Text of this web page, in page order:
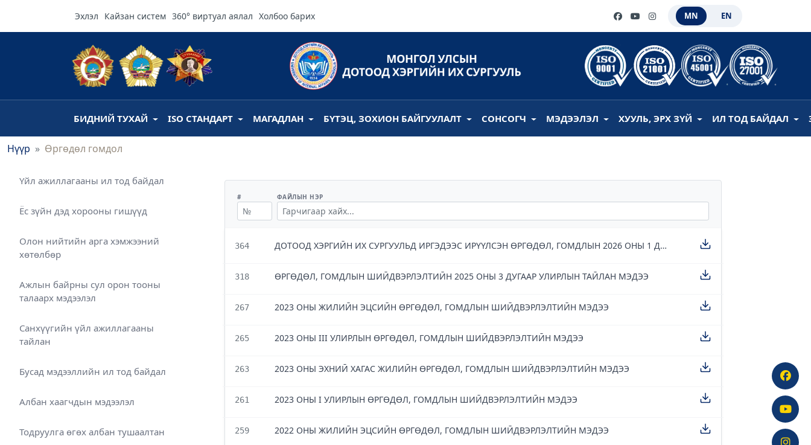
Эхлэл Кайзан систем 360° виртуал аялал Холбоо барих MN EN
БИДНИЙ ТУХАЙ ISO СТАНДАРТ МАГАДЛАН БҮТЭЦ, ЗОХИОН БАЙГУУЛАЛТ СОНСОГЧ МЭДЭЭЛЭЛ ХУУЛЬ, ЭРХ ЗҮЙ ИЛ ТОД БАЙДАЛ
Нүүр Өргөдөл гомдол
Үйл ажиллагааны ил тод байдал
Ёс зүйн дэд хорооны гишүүд
Олон нийтийн арга хэмжээний
хөтөлбөр
Ажлын байрны сул орон тооны
талаарх мэдээлэл
Санхүүгийн үйл ажиллагааны
тайлан
Бусад мэдээллийн ил тод байдал
Албан хаагчдын мэдээлэл
Тодруулга өгөх албан тушаалтан
# ФАЙЛЫН НЭР
364 ДОТООД ХЭРГИЙН ИХ СУРГУУЛЬД ИРГЭДЭЭС ИРҮҮЛСЭН ӨРГӨДӨЛ, ГОМДЛЫН 2026 ОНЫ 1 ДҮГЭЭР УЛИРЛЫН ТАЙЛАН
318 ӨРГӨДӨЛ, ГОМДЛЫН ШИЙДВЭРЛЭЛТИЙН 2025 ОНЫ 3 ДУГААР УЛИРЛЫН ТАЙЛАН МЭДЭЭ
267 2023 ОНЫ ЖИЛИЙН ЭЦСИЙН ӨРГӨДӨЛ, ГОМДЛЫН ШИЙДВЭРЛЭЛТИЙН МЭДЭЭ
265 2023 ОНЫ III УЛИРЛЫН ӨРГӨДӨЛ, ГОМДЛЫН ШИЙДВЭРЛЭЛТИЙН МЭДЭЭ
263 2023 ОНЫ ЭХНИЙ ХАГАС ЖИЛИЙН ӨРГӨДӨЛ, ГОМДЛЫН ШИЙДВЭРЛЭЛТИЙН МЭДЭЭ
261 2023 ОНЫ I УЛИРЛЫН ӨРГӨДӨЛ, ГОМДЛЫН ШИЙДВЭРЛЭЛТИЙН МЭДЭЭ
259 2022 ОНЫ ЖИЛИЙН ЭЦСИЙН ӨРГӨДӨЛ, ГОМДЛЫН ШИЙДВЭРЛЭЛТИЙН МЭДЭЭ